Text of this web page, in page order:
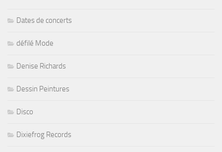
Dates de concerts
défilé Mode
Denise Richards
Dessin Peintures
Disco
Dixiefrog Records